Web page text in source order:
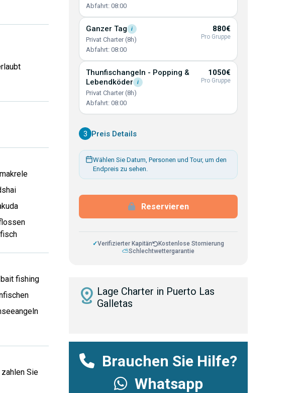
fishing
Sie
Abfahrt: 08:00
Ganzer Tag i
Privat Charter (8h)
Abfahrt: 08:00
880€
Pro Gruppe
Thunfischangeln - Popping &
Lebendköder
i
Privat Charter (8h)
Abfahrt: 08:00
1050€
Pro Gruppe
3 Preis Details
Wählen Sie Datum, Personen und Tour, um den
Endpreis zu sehen.
Reservieren
✓Verifizierter Kapitän
Kostenlose Stornierung
⛅Schlechtwettergarantie
distance Lage Charter in Puerto Las
Galletas
Brauchen Sie Hilfe?
Whatsapp